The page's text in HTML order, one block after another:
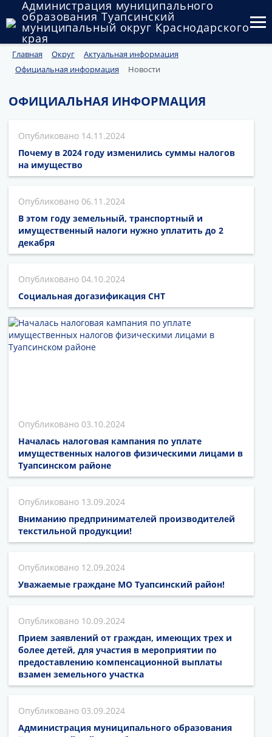
Администрация муниципального
образования Туапсинский
муниципальный округ Краснодарского
края
Округ
Муниципальные закупки
Государственный и муниципальный контроль
Муниципальное имущество
Документы
Главная Округ
Актуальная информация
Официальная информация
Новости
ОФИЦИАЛЬНАЯ ИНФОРМАЦИЯ
14.11.2024
Почему в 2024 году изменились суммы налогов
на имущество
06.11.2024
В этом году земельный, транспортный и
имущественный налоги нужно уплатить до 2
декабря
04.10.2024
Социальная догазификация СНТ
03.10.2024
Началась налоговая кампания по уплате
имущественных налогов физическими лицами в
Туапсинском районе
13.09.2024
Вниманию предпринимателей производителей
текстильной продукции!
12.09.2024
Уважаемые граждане МО Туапсинский район!
10.09.2024
Прием заявлений от граждан, имеющих трех и
более детей, для участия в мероприятии по
предоставлению компенсационной выплаты
взамен земельного участка
03.09.2024
Администрация муниципального образования